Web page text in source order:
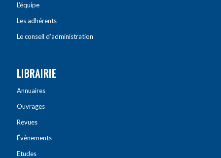
L’équipe
Les adhérents
Le conseil d’administration
LIBRAIRIE
Annuaires
Ouvrages
Revues
Évènements
Etudes